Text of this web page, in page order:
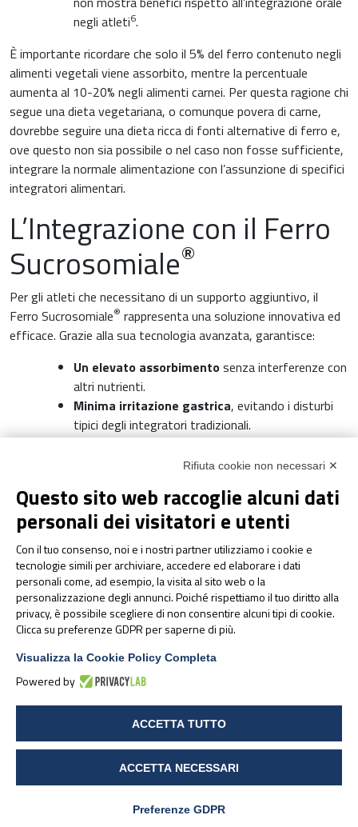
negli atleti6.
È importante ricordare che solo il 5% del ferro contenuto negli
alimenti vegetali viene assorbito, mentre la percentuale
aumenta al 10-20% negli alimenti carnei. Per questa ragione chi
segue una dieta vegetariana, o comunque povera di carne,
dovrebbe seguire una dieta ricca di fonti alternative di ferro e,
ove questo non sia possibile o nel caso non fosse sufficiente,
integrare la normale alimentazione con l’assunzione di specifici
integratori alimentari.
L’Integrazione con il Ferro
Sucrosomiale®
Per gli atleti che necessitano di un supporto aggiuntivo, il
Ferro Sucrosomiale® rappresenta una soluzione innovativa ed
efficace. Grazie alla sua tecnologia avanzata, garantisce:
Un elevato assorbimentosenza interferenze con
altri nutrienti.
Minima irritazione gastrica, evitando i disturbi
tipici degli integratori tradizionali.
Migliore tollerabilità e biodisponibilità, ideale
per chi pratica sport a livello intensivo.
Tutto ciò è reso possibile grazie all’innovativaTecnologia
Sucrosomiale , che permette l’assunzione di ferro in qualsiasi
momento della giornata (con o lontano dai pasti), per lunghi
periodi di tempo, e previene qualsiasi fastidio comunemente
associato all’assunzione di ferro, come retrogusto metallico e
sgradevole, irritazione della mucosa gastrica, nausea o
stitichezza.7
Conclusione
La carenza di ferro è un problema comune tra gli atleti, ma può
essere prevenuta e gestita attraverso un’alimentazione
mirata e, se necessario, un’integrazione adeguata.
livelli ottimali di ferro significa ottimizzare
l’ossigenazione muscolare, migliorare le prestazioni e
® oIron Racerappresentano una scelta
Rifiuta cookie non necessari ✕
Questo sito web raccoglie alcuni dati
personali dei visitatori e utenti
Con il tuo consenso, noi e i nostri partner utilizziamo i cookie e
tecnologie simili per archiviare, accedere ed elaborare i dati
personali come, ad esempio, la visita al sito web o la
personalizzazione degli annunci. Poiché rispettiamo il tuo diritto alla
privacy, è possibile scegliere di non consentire alcuni tipi di cookie.
Clicca su preferenze GDPR per saperne di più.
Visualizza la Cookie Policy Completa
Powered by
ACCETTA TUTTO
ACCETTA NECESSARI
Preferenze GDPR